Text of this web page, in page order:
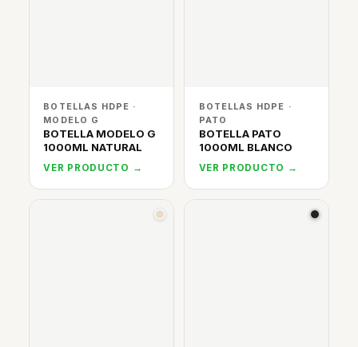
BOTELLAS HDPE ·
MODELO G
BOTELLA MODELO G
1000ML NATURAL
VER PRODUCTO →
BOTELLAS HDPE ·
PATO
BOTELLA PATO
1000ML BLANCO
VER PRODUCTO →